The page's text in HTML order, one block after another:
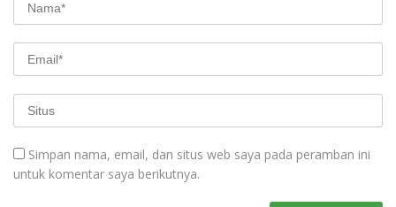
Simpan nama, email, dan situs web saya pada peramban ini
untuk komentar saya berikutnya.